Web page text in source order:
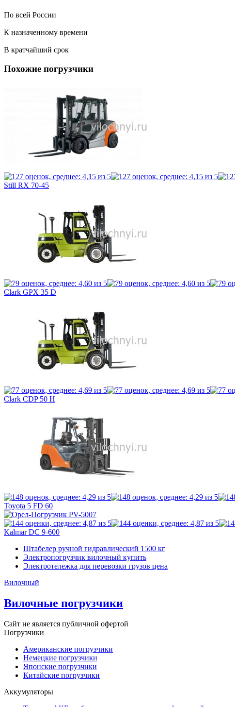
По всей России
К назначенному времени
В кратчайший срок
Похожие погрузчики
Still RX 70-45
Clark GPX 35 D
Clark CDP 50 H
Toyota 5 FD 60
Kalmar DC 9-600
Штабелер ручной гидравлический 1500 кг
Электропогрузчик вилочный купить
Электротележка для перевозки грузов цена
Вилочный
Вилочные погрузчики
Сайт не является публичной офертой
Погрузчики
Американские погрузчики
Немецкие погрузчики
Японские погрузчики
Китайские погрузчики
Аккумуляторы